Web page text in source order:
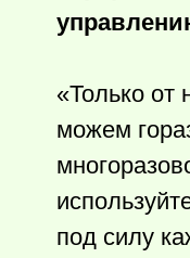
«Только от
можем
под силу